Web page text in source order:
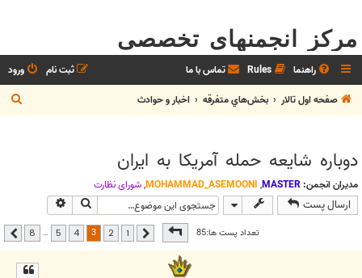
مرکز انجمنهای تخصصی
راهنما Rules تماس با ما ورود
ثبت نام
صفحه اول تالار
بخش‌‌هاي متفرقه اخبار و حوادث
ج
س
دوباره شایعه حمله آمریکا به ایران
مدیران انجمن: MASTER
,
MOHAMMAD_ASEMOONI
,شوراي نظارت
ارسال پست جستجو
تعداد پست ها:85صفحه از8 قبلی 2
3
4
5
…
8 بعدی